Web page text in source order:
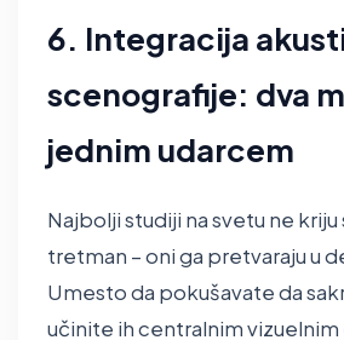
6. Integracija
scenografije: dva
jednim udarcem
Najbolji studiji na svetu ne
tretman – oni ga pretvaraju u
Umesto da pokušavate da
učinite ih centralnim